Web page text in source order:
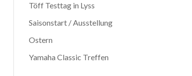
Töff Testtag in Lyss
Saisonstart / Ausstellung
Ostern
Yamaha Classic Treffen